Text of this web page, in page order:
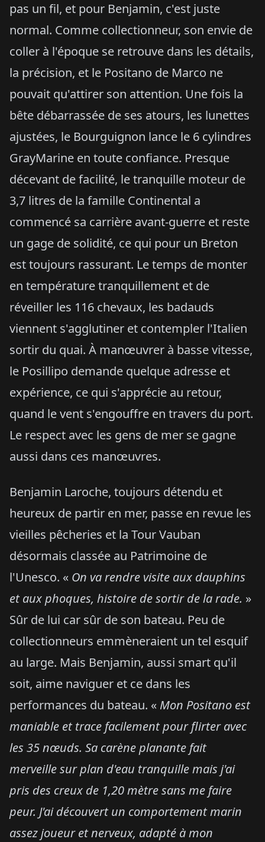
pas un fil, et pour Benjamin, c'est juste
normal. Comme collectionneur, son envie de
coller à l'époque se retrouve dans les détails,
la précision, et le Positano de Marco ne
pouvait qu'attirer son attention. Une fois la
bête débarrassée de ses atours, les lunettes
ajustées, le Bourguignon lance le 6 cylindres
GrayMarine en toute confiance. Presque
décevant de facilité, le tranquille moteur de
3,7 litres de la famille Continental a
commencé sa carrière avant-guerre et reste
un gage de solidité, ce qui pour un Breton
est toujours rassurant. Le temps de monter
en température tranquillement et de
réveiller les 116 chevaux, les badauds
viennent s'agglutiner et contempler l'Italien
sortir du quai. À manœuvrer à basse vitesse,
le Posillipo demande quelque adresse et
expérience, ce qui s'apprécie au retour,
quand le vent s'engouffre en travers du port.
Le respect avec les gens de mer se gagne
aussi dans ces manœuvres.
Benjamin Laroche, toujours détendu et
heureux de partir en mer, passe en revue les
vieilles pêcheries et la Tour Vauban
désormais classée au Patrimoine de
l'Unesco. « On va rendre visite aux dauphins
et aux phoques, histoire de sortir de la rade. »
Sûr de lui car sûr de son bateau. Peu de
collectionneurs emmèneraient un tel esquif
au large. Mais Benjamin, aussi smart qu'il
soit, aime naviguer et ce dans les
performances du bateau. « Mon Positano est
maniable et trace facilement pour flirter avec
les 35 nœuds. Sa carène planante fait
merveille sur plan d'eau tranquille mais j'ai
pris des creux de 1,20 mètre sans me faire
peur. J'ai découvert un comportement marin
assez joueur et nerveux, adapté à mon